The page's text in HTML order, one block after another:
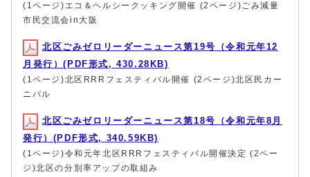
(1ページ)エコ＆ヘルシークッキング開催 (2ページ)ごみ減量
市民交流会in大阪
北区ごみゼロリーダーニュース第19号（令和元年12
月発行）(PDF形式, 430.28KB)
(1ページ)北区RRRフェスティバル開催 (2ページ)北区民カー
ニバル
北区ごみゼロリーダーニュース第18号（令和元年8月
発行）(PDF形式, 340.59KB)
(1ページ)令和元年北区RRRフェスティバル開催決定 (2ペー
ジ)北区の分別率アップの取組み